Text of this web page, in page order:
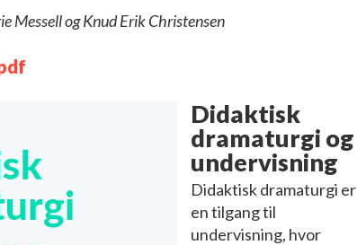
Messell og Knud Erik Christensen
Didaktisk
dramaturgi og
undervisning
Didaktisk dramaturgi er
en tilgang til
undervisning, hvor